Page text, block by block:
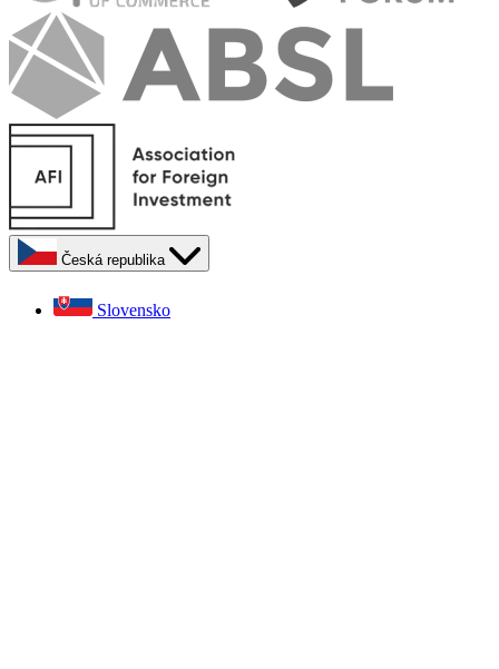
Česká republika
Slovensko